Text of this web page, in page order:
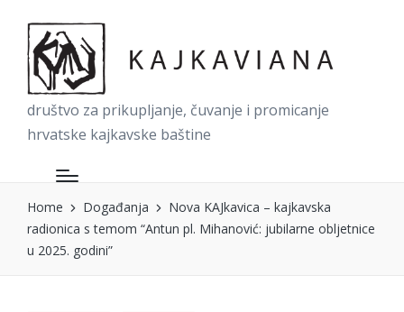
društvo za prikupljanje, čuvanje i promicanje
hrvatske kajkavske baštine
Home Događanja
Nova KAJkavica – kajkavska
radionica s temom “Antun pl. Mihanović: jubilarne obljetnice
u 2025. godini”